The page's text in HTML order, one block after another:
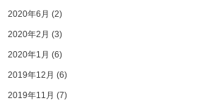
2020年6月 (2)
2020年2月 (3)
2020年1月 (6)
2019年12月 (6)
2019年11月 (7)